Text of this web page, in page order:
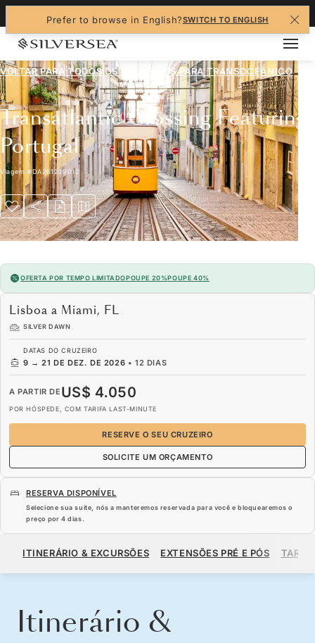
Prefer to browse in English?SWITCH TO ENGLISH
VOLTAR PARA TODOS OS CRUZEIROS PARATRANSOCEÂNICO
Transatlantic Crossing Featuring
Portugal
Viagem #DA261209012
OFERTA POR TEMPO LIMITADOPOUPE 20%POUPE 40%
Lisboa a Miami, FL
SILVER DAWN
DATAS DO CRUZEIRO
9 → 21 DE DEZ. DE 2026 •12 DIAS
A PARTIR DE US$ 4.050
POR HÓSPEDE, COM TARIFA LAST-MINUTE
RESERVE O SEU CRUZEIRO
SOLICITE UM ORÇAMENTO
RESERVA DISPONÍVEL
Selecione sua suíte, nós a manteremos reservada para você e bloquearemos o
preço por 4 dias.
A PARTIR DE US$ 4.050
ITINERÁRIO & EXCURSÕES EXTENSÕES PRÉ E PÓS
Itinerário &